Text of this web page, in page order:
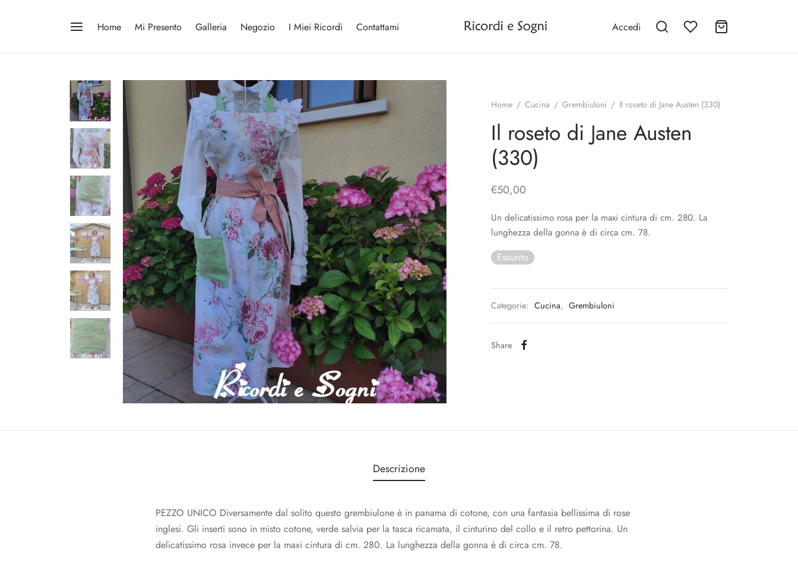
Home Mi Presento Galleria Negozio I Miei Ricordi Contattami Accedi
Home / Cucina / Grembiuloni / Il roseto di Jane Austen (330)
Il roseto di Jane Austen
(330)
€50,00
Un delicatissimo rosa per la maxi cintura di cm. 280. La
lunghezza della gonna è di circa cm. 78.
Esaurito
Categorie: Cucina, Grembiuloni
Share
Descrizione
PEZZO UNICO Diversamente dal solito questo grembiulone è in panama di cotone, con una fantasia bellissima di rose
inglesi. Gli inserti sono in misto cotone, verde salvia per la tasca ricamata, il cinturino del collo e il retro pettorina. Un
delicatissimo rosa invece per la maxi cintura di cm. 280. La lunghezza della gonna è di circa cm. 78.